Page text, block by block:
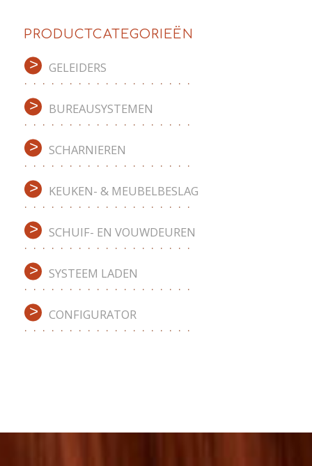
PRODUCTCATEGORIEËN
GELEIDERS
BUREAUSYSTEMEN
SCHARNIEREN
KEUKEN- & MEUBELBESLAG
SCHUIF- EN VOUWDEUREN
SYSTEEM LADEN
CONFIGURATOR